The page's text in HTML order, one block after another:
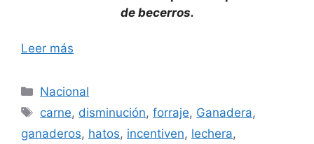
de becerros.
Leer más
Categorías
Nacional
Etiquetas
carne, disminución,forraje, Ganadera,
ganaderos, hatos, incentiven, lechera,